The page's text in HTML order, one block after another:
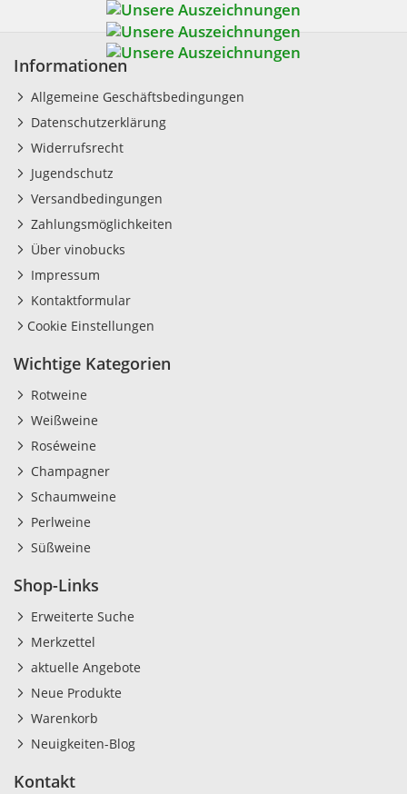
Informationen
Allgemeine Geschäftsbedingungen
Datenschutzerklärung
Widerrufsrecht
Jugendschutz
Versandbedingungen
Zahlungsmöglichkeiten
Über vinobucks
Impressum
Kontaktformular
Cookie Einstellungen
Wichtige Kategorien
Rotweine
Weißweine
Roséweine
Champagner
Schaumweine
Perlweine
Süßweine
Shop-Links
Erweiterte Suche
Merkzettel
aktuelle Angebote
Neue Produkte
Warenkorb
Neuigkeiten-Blog
Kontakt